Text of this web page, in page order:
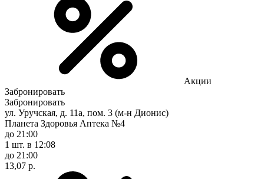
Акции
Забронировать
Забронировать
ул. Уручская, д. 11а, пом. 3 (м-н Дионис)
Планета Здоровья Аптека №4
до 21:00
1 шт. в 12:08
до 21:00
13,07 р.